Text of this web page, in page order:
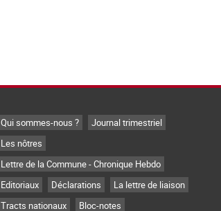
Qui sommes-nous ?
Journal trimestriel
Les nôtres
Lettre de la Commune - Chronique Hebdo
Editoriaux
Déclarations
La lettre de liaison
Tracts nationaux
Bloc-notes